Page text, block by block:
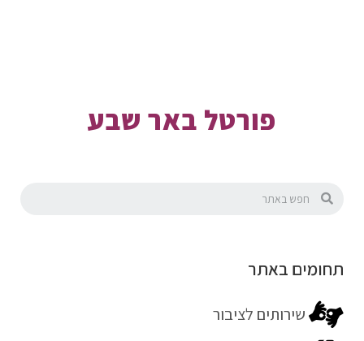
פורטל באר שבע
תחומים באתר
שירותים לציבור